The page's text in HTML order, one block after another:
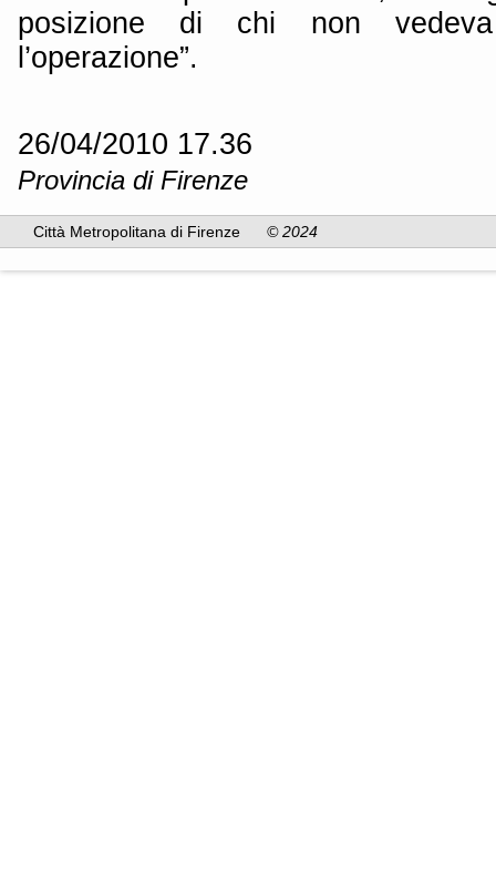
posizione di chi non
l’operazione”.
26/04/2010 17.36
Provincia di Firenze
Città Metropolitana di Firenze © 2024